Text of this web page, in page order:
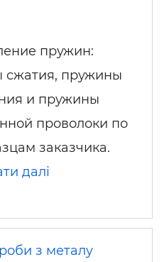
пружин:
сжатия, пружины
и пружины
проволоки по
заказчика.
далі
з металу